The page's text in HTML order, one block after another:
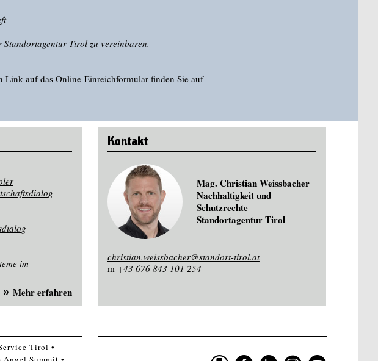
Tirol zu vereinbaren.
Link auf das Online-Einreichformular finden Sie auf
im
Mehr erfahren
Kontakt
Mag. Christian Weissbacher
Nachhaltigkeit und
Schutzrechte
Standortagentur Tirol
christian.weissbacher@standort-tirol.at
m +43 676 843 101 254
Tirol